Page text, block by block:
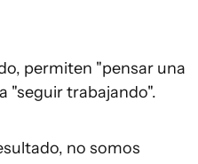
permiten "pensar una
"seguir trabajando".
no somos